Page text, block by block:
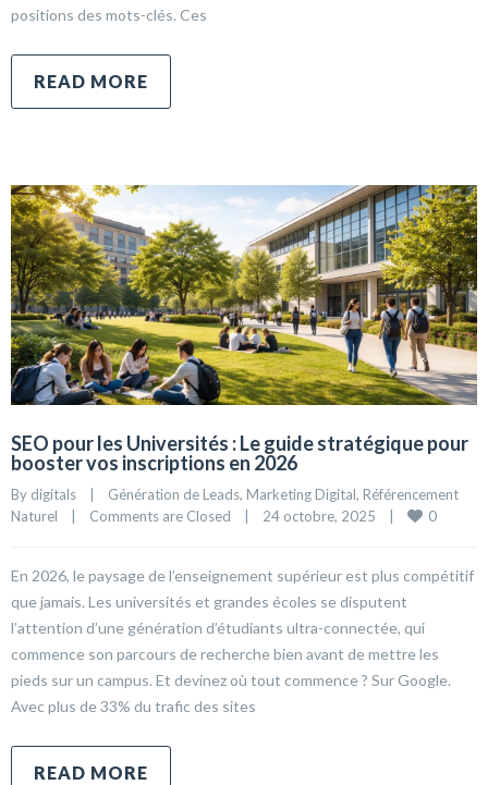
positions des mots-clés. Ces
READ MORE
SEO pour les Universités : Le guide stratégique pour
booster vos inscriptions en 2026
By digitals | Génération de Leads, Marketing Digital, Référencement
Naturel
| Comments are Closed | 24 octobre, 2025 | 0
En 2026, le paysage de l’enseignement supérieur est plus compétitif
que jamais. Les universités et grandes écoles se disputent
l’attention d’une génération d’étudiants ultra-connectée, qui
commence son parcours de recherche bien avant de mettre les
pieds sur un campus. Et devinez où tout commence ? Sur Google.
Avec plus de 33% du trafic des sites
READ MORE